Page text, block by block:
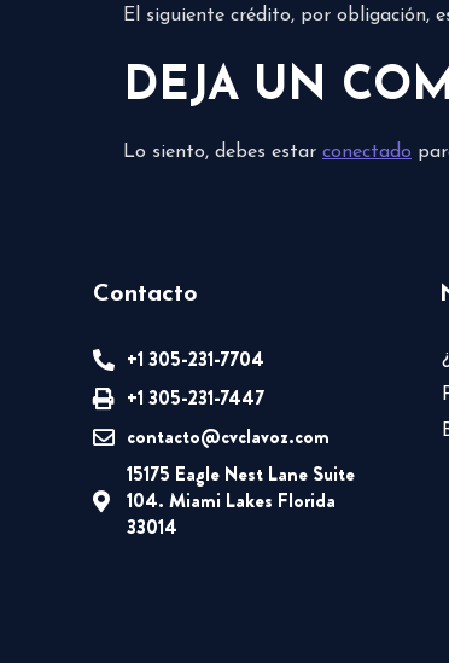
El siguiente crédito, por obligación,
DEJA UN
Lo siento, debes estar conectado
Contacto
+1 305-231-7704
+1 305-231-7447
contacto@cvclavoz.com
15175 Eagle Nest Lane Suite
104. Miami Lakes Florida
33014